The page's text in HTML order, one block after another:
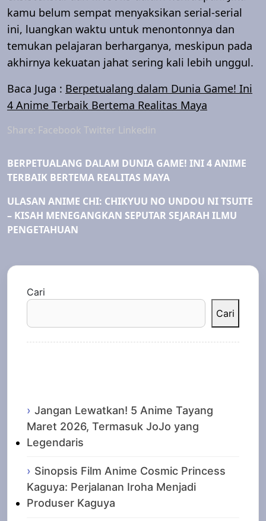
kamu belum sempat menyaksikan serial-serial
ini, luangkan waktu untuk menontonnya dan
temukan pelajaran berharganya, meskipun pada
akhirnya kekuatan jahat sering kali lebih unggul.
Baca Juga : Berpetualang dalam Dunia Game! Ini
4 Anime Terbaik Bertema Realitas Maya
Share: Facebook Twitter Linkedin
BERPETUALANG DALAM DUNIA GAME! INI 4 ANIME
TERBAIK BERTEMA REALITAS MAYA
ULASAN ANIME CHI: CHIKYUU NO UNDOU NI TSUITE
– KISAH MENEGANGKAN SEPUTAR SEJARAH ILMU
PENGETAHUAN
Cari
Cari
Jangan Lewatkan! 5 Anime Tayang
Maret 2026, Termasuk JoJo yang
Legendaris
Sinopsis Film Anime Cosmic Princess
Kaguya: Perjalanan Iroha Menjadi
Produser Kaguya